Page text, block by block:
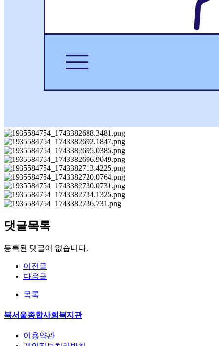
댓글목록
등록된 댓글이 없습니다.
이전글
다음글
목록
북서울종합사회복지관
이용약관